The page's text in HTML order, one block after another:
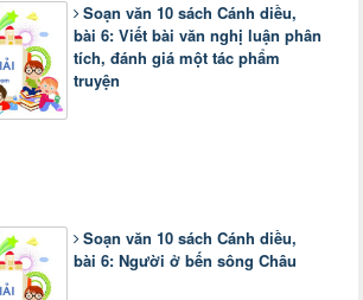
Soạn văn 10 sách Cánh diều,
bài 6: Viết bài văn nghị luận phân
tích, đánh giá một tác phẩm
truyện
Soạn văn 10 sách Cánh diều,
bài 6: Người ở bến sông Châu